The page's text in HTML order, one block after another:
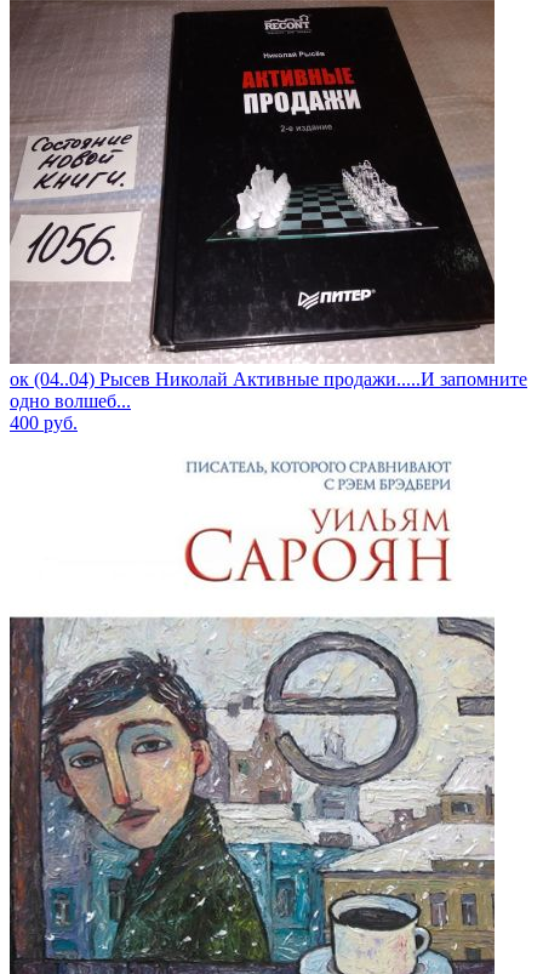
ок (04..04) Рысев Николай Активные продажи.....И запомните
одно волшеб...
400 руб.